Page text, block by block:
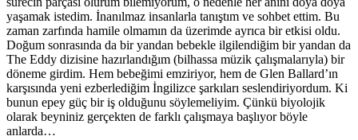
yaşamak istedim. İnanılmaz insanlarla tanıştım ve sohbet ettim. Bu
zaman zarfında hamile olmamın da üzerimde ayrıca bir etkisi oldu.
Doğum sonrasında da bir yandan bebekle ilgilendiğim bir yandan da
The Eddy dizisine hazırlandığım (bilhassa müzik çalışmalarıyla) bir
döneme girdim. Hem bebeğimi emziriyor, hem de Glen Ballard’ın
karşısında yeni ezberlediğim İngilizce şarkıları seslendiriyordum. Ki
bunun epey güç bir iş olduğunu söylemeliyim. Çünkü biyolojik
olarak beyniniz gerçekten de farklı çalışmaya başlıyor böyle
anlarda…